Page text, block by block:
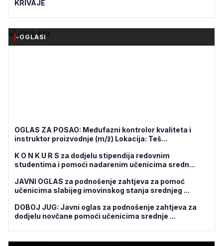
KRIVAJE
-OGLASI
OGLAS ZA POSAO: Međufazni kontrolor kvaliteta i
instruktor proizvodnje (m/ž) Lokacija: Teš...
K O N K U R S za dodjelu stipendija redovnim
studentima i pomoći nadarenim učenicima sredn...
JAVNI OGLAS za podnošenje zahtjeva za pomoć
učenicima slabijeg imovinskog stanja srednjeg ...
DOBOJ JUG: Javni oglas za podnošenje zahtjeva za
dodjelu novčane pomoći učenicima srednje ...